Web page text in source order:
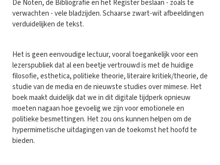
De Noten, de Bibliografie en het Register beslaan - zoals te
verwachten - vele bladzijden. Schaarse zwart-wit afbeeldingen
verduidelijken de tekst.
Het is geen eenvoudige lectuur, vooral toegankelijk voor een
lezerspubliek dat al een beetje vertrouwd is met de huidige
filosofie, esthetica, politieke theorie, literaire kritiek/theorie, de
studie van de media en de nieuwste studies over mimese. Het
boek maakt duidelijk dat we in dit digitale tijdperk opnieuw
moeten nagaan hoe gevoelig we zijn voor emotionele en
politieke besmettingen. Het zou ons kunnen helpen om de
hypermimetische uitdagingen van de toekomst het hoofd te
bieden.